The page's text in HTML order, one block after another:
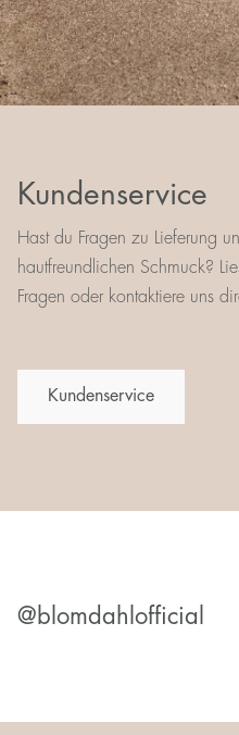
Kundenservice
Hast du Fragen zu Lieferung
hautfreundlichen Schmuck?
Fragen oder kontaktiere uns
Kundenservice
@blomdahlofficial